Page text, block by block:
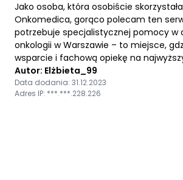
Jako osoba, która osobiście skorzystała
Onkomedica, gorąco polecam ten
potrzebuje specjalistycznej pomocy w
onkologii w Warszawie – to miejsce,
wsparcie i fachową opiekę na
Autor: Elżbieta_99
Data dodania: 31.12.2023
Adres IP: ***.***.228.226